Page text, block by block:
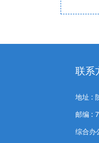
联系
地址 :
邮编 :
综合办